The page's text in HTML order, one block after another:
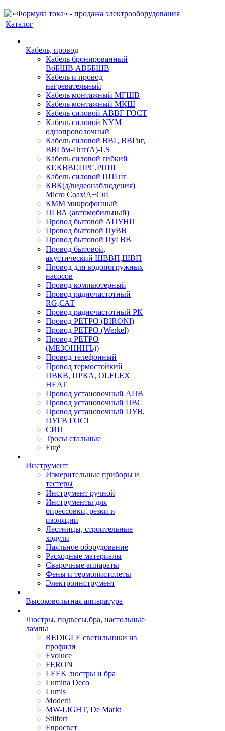
Каталог
Кабель, провод
Кабель бронированный
ВбБШВ АВББШВ
Кабель и провод
нагревательный
Кабель монтажный МГШВ
Кабель монтажный МКШ
Кабель силовой АВВГ ГОСТ
Кабель силовой NYM
однопроволочный
Кабель силовой ВВГ, ВВГнг,
ВВГбм-Пнг(А)-LS
Кабель силовой гибкий
КГ,КВВГ,ПРС,РПШ
Кабель силовой ППГнг
КВК(д/видеонаблюдения)
Micro CoaxiA+CuL
КММ микрофонный
ПГВА (автомобильный)
Провод бытовой АПУНП
Провод бытовой ПуВВ
Провод бытовой ПуГВВ
Провод бытовой,
акустический ШВВП,ШВП
Провод для водопогружных
насосов
Провод компьютерный
Провод радиочастотный
RG,САТ
Провод радиочастотный РК
Провод РЕТРО (BIRONI)
Провод РЕТРО (Werkel)
Провод РЕТРО
(МЕЗОНИНЪ))
Провод телефонный
Провод термостойкий
ПВКВ, ПРКА, OLFLEX
HEAT
Провод установочный АПВ
Провод установочный ПВС
Провод установочный ПУВ,
ПУГВ ГОСТ
СИП
Тросы стальные
Ещё
Инструмент
Измерительные приборы и
тестеры
Инструмент ручной
Инструменты для
опрессовки, резки и
изоляции
Лестницы, строительные
ходули
Паяльное оборудование
Расходные материалы
Сварочные аппараты
Фены и термопистолеты
Электроинструмент
Высоковольтная аппаратура
Люстры, подвесы,бра, настольные
лампы
REDIGLE светильники из
профиля
Evoluce
FERON
LEEK люстры и бра
Lumina Deco
Lumis
Moderli
MW-LIGHT, De Markt
Stilfort
Евросвет